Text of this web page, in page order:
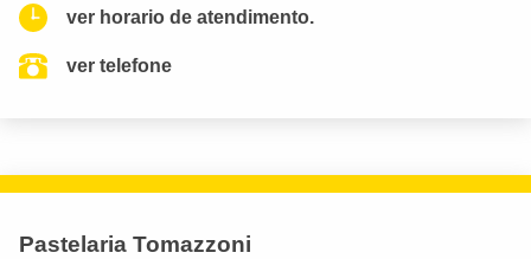
ver horario de atendimento.
ver telefone
Pastelaria Tomazzoni